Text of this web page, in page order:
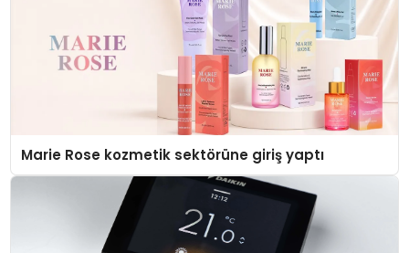
Marie Rose kozmetik sektörüne giriş yaptı